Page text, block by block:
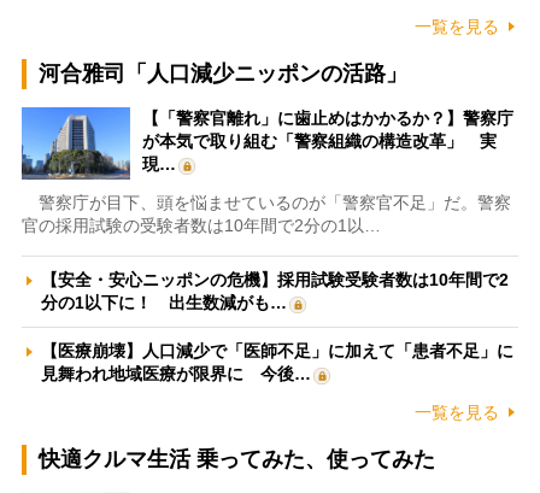
一覧を見る
河合雅司「人口減少ニッポンの活路」
【「警察官離れ」に歯止めはかかるか？】警察庁
が本気で取り組む「警察組織の構造改革」 実
現…
警察庁が目下、頭を悩ませているのが「警察官不足」だ。警察
官の採用試験の受験者数は10年間で2分の1以…
【安全・安心ニッポンの危機】採用試験受験者数は10年間で2
分の1以下に！ 出生数減がも…
【医療崩壊】人口減少で「医師不足」に加えて「患者不足」に
見舞われ地域医療が限界に 今後…
一覧を見る
快適クルマ生活 乗ってみた、使ってみた